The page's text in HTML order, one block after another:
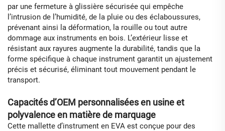
par une fermeture à glissière sécurisée qui empêche
l’intrusion de l’humidité, de la pluie ou des éclaboussures,
prévenant ainsi la déformation, la rouille ou tout autre
dommage aux instruments en bois. L’extérieur lisse et
résistant aux rayures augmente la durabilité, tandis que la
forme spécifique à chaque instrument garantit un ajustement
précis et sécurisé, éliminant tout mouvement pendant le
transport.
Capacités d’OEM personnalisées en usine et
polyvalence en matière de marquage
Cette mallette d’instrument en EVA est conçue pour des